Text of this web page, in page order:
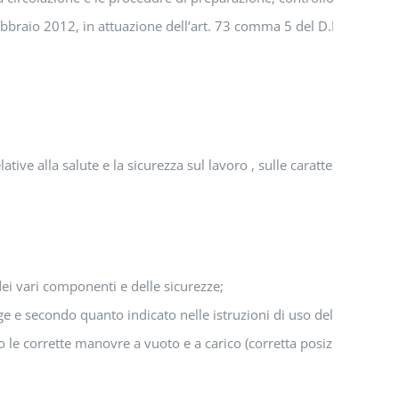
2012, in attuazione dell’art. 73 comma 5 del D.Lgs. 81/
alla salute e la sicurezza sul lavoro , sulle caratteristiche
vari componenti e delle sicurezze;
e secondo quanto indicato nelle istruzioni di uso del carrello;
corrette manovre a vuoto e a carico (corretta posizione sul